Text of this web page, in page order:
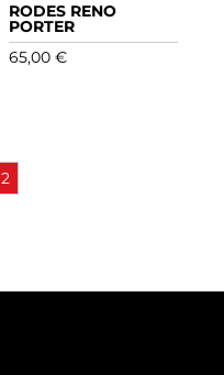
RODES RENO
PORTER
65,00€
2